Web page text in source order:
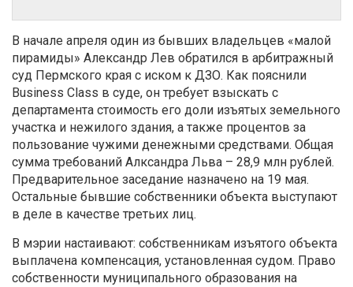
В начале апреля один из бывших владельцев «малой
пирамиды» Александр Лев обратился в арбитражный
суд Пермского края с иском к ДЗО. Как пояснили
Business Class в суде, он требует взыскать с
департамента стоимость его доли изъятых земельного
участка и нежилого здания, а также процентов за
пользование чужими денежными средствами. Общая
сумма требований Алксандра Льва – 28,9 млн рублей.
Предварительное заседание назначено на 19 мая.
Остальные бывшие собственники объекта выступают
в деле в качестве третьих лиц.
В мэрии настаивают: собственникам изъятого объекта
выплачена компенсация, установленная судом. Право
собственности муниципального образования на